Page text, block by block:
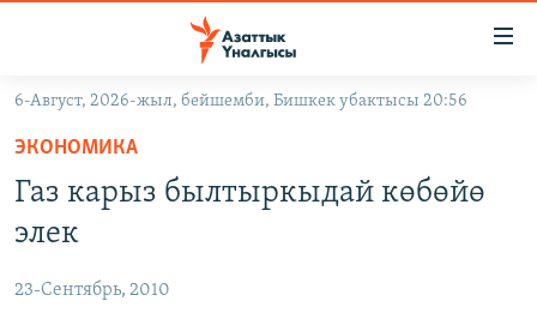
Навигацияга
өтүңүз
Издөөгө
салыңызКЫРГЫЗСТАН
ЭКОНОМИКА
БОРБОР АЗИЯ
АТАЙЫН ИЛИКТӨӨ
6-Август, 2026-жыл, бейшемби, Бишкек убактысы 20:56
ЭКОНОМИКА
Газ карыз былтыркыдай көбөйө
элек
23-Сентябрь, 2010